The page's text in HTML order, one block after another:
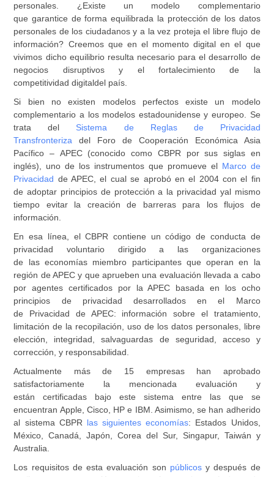
personales. ¿Existe un modelo complementario
que garantice de forma equilibrada la protección de los datos
personales de los ciudadanos y a la vez proteja el libre flujo de
información? Creemos que en el momento digital en el que
vivimos dicho equilibrio resulta necesario para el desarrollo de
negocios disruptivos y el fortalecimiento de la
competitividad digitaldel país.
Si bien no existen modelos perfectos existe un modelo
complementario a los modelos estadounidense y europeo. Se
trata del Sistema de Reglas de Privacidad
Transfronteriza del Foro de Cooperación Económica Asia
Pacífico – APEC (conocido como CBPR por sus siglas en
inglés), uno de los instrumentos que promueve el Marco de
Privacidad de APEC, el cual se aprobó en el 2004 con el fin
de adoptar principios de protección a la privacidad yal mismo
tiempo evitar la creación de barreras para los flujos de
información.
En esa línea, el CBPR contiene un código de conducta de
privacidad voluntario dirigido a las organizaciones
de las economías miembro participantes que operan en la
región de APEC y que aprueben una evaluación llevada a cabo
por agentes certificados por la APEC basada en los ocho
principios de privacidad desarrollados en el Marco
de Privacidad de APEC: información sobre el tratamiento,
limitación de la recopilación, uso de los datos personales, libre
elección, integridad, salvaguardas de seguridad, acceso y
corrección, y responsabilidad.
Actualmente más de 15 empresas han aprobado
satisfactoriamente la mencionada evaluación y
están certificadas bajo este sistema entre las que se
encuentran Apple, Cisco, HP e IBM. Asimismo, se han adherido
al sistema CBPR las siguientes economías: Estados Unidos,
México, Canadá, Japón, Corea del Sur, Singapur, Taiwán y
Australia.
Los requisitos de esta evaluación son públicosy después de